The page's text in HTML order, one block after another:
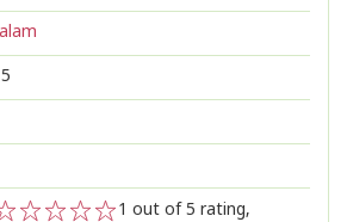
1 out of 5 rating,